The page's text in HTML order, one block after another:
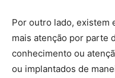
Por outro lado, existem
mais atenção por parte
conhecimento ou
ou implantados de